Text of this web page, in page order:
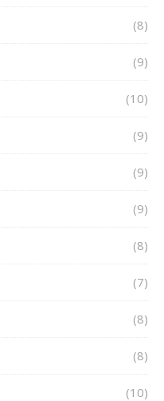
(8)
(9)
(10)
(9)
(9)
(9)
(8)
(7)
(8)
(8)
(10)